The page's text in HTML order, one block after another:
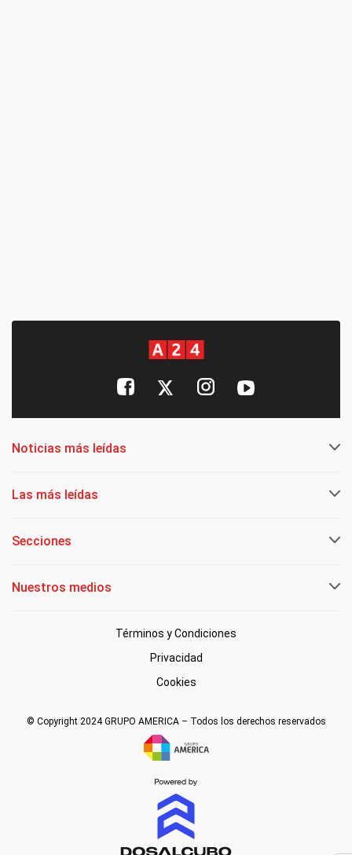
Noticias más leídas
Las más leídas
Secciones
Nuestros medios
Términos y Condiciones
Privacidad
Cookies
© Copyright 2024 GRUPO AMERICA – Todos los derechos reservados